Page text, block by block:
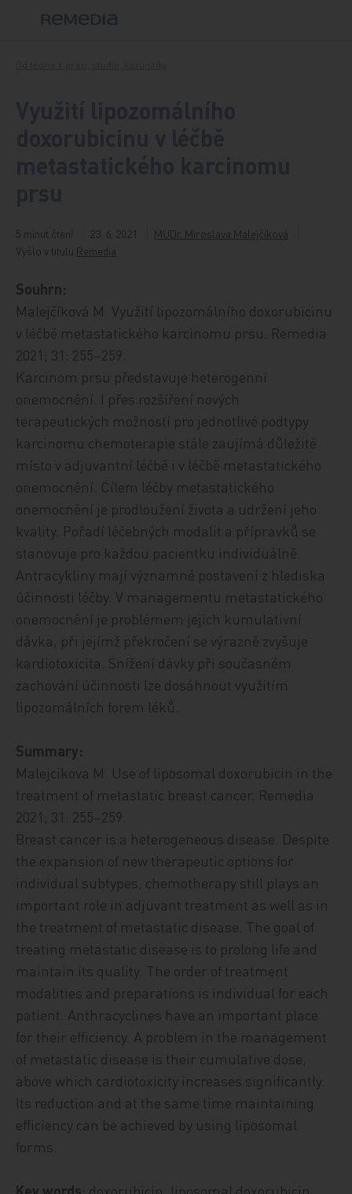
5 minut čtení 23. 6. 2021
MUDr. Miroslava Malejčíková
Vyšlo v titulu Remedia
Souhrn:
Malejčíková M. Využití lipozomálního doxorubicinu
v léčbě metastatického karcinomu prsu. Remedia
2021; 31: 255–259.
Karcinom prsu představuje heterogenní
onemocnění. I přes rozšíření nových
terapeutických možností pro jednotlivé podtypy
karcinomu chemoterapie stále zaujímá důležité
místo v adjuvantní léčbě i v léčbě metastatického
onemocnění. Cílem léčby metastatického
onemocnění je prodloužení života a udržení jeho
kvality. Pořadí léčebných modalit a přípravků se
stanovuje pro každou pacientku individuálně.
Antracykliny mají významné postavení z hlediska
účinnosti léčby. V managementu metastatického
onemocnění je problémem jejich kumulativní
dávka, při jejímž překročení se výrazně zvyšuje
kardiotoxicita. Snížení dávky při současném
zachování účinnosti lze dosáhnout využitím
lipozomálních forem léků.
Summary:
Malejcikova M. Use of liposomal doxorubicin in the
treatment of metastatic breast cancer. Remedia
2021; 31: 255–259.
Breast cancer is a heterogeneous disease. Despite
the expansion of new therapeutic options for
individual subtypes, chemotherapy still plays an
important role in adjuvant treatment as well as in
the treatment of metastatic disease. The goal of
treating metastatic disease is to prolong life and
maintain its quality. The order of treatment
modalities and preparations is individual for each
patient. Anthracyclines have an important place
for their efficiency. A problem in the management
of metastatic disease is their cumulative dose,
above which cardiotoxicity increases significantly.
Its reduction and at the same time maintaining
efficiency can be achieved by using liposomal
forms.